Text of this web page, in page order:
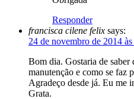
Responder
francisca cilene felix says:
24 de novembro de 2014
Bom dia. Gostaria de saber
manutenção e como se faz
Agradeço desde já. Eu me
Grata.